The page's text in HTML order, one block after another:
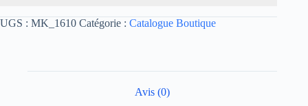
UGS : MK_1610 Catégorie : Catalogue Boutique
Avis (0)